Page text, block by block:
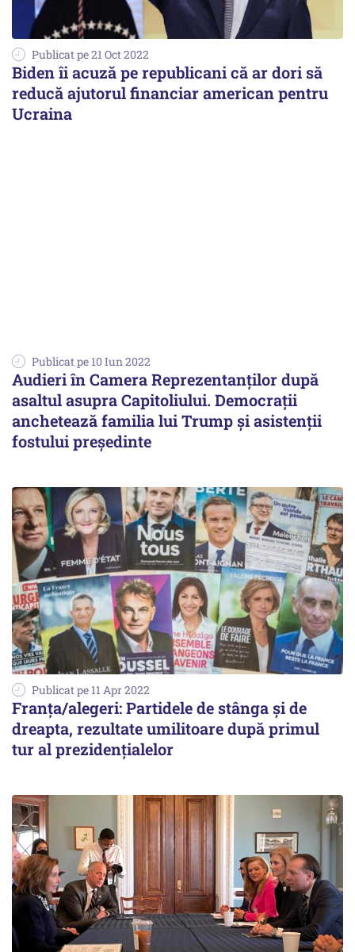
Publicat pe 21 Oct 2022
Biden îi acuză pe republicani că ar dori să
reducă ajutorul financiar american pentru
Ucraina
Publicat pe 10 Iun 2022
Audieri în Camera Reprezentanților după
asaltul asupra Capitoliului. Democrații
anchetează familia lui Trump și asistenții
fostului președinte
Publicat pe 11 Apr 2022
Franţa/alegeri: Partidele de stânga şi de
dreapta, rezultate umilitoare după primul
tur al prezidenţialelor